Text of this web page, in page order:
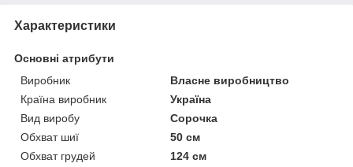
Характеристики
Основні атрибути
Виробник
Власне виробництво
Країна виробник
Україна
Вид виробу
Сорочка
Обхват шиї
50 см
Обхват грудей
124 см